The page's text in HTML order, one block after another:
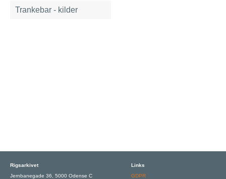
Trankebar - kilder
Rigsarkivet
Jernbanegade 36, 5000 Odense C
Links
GDPR